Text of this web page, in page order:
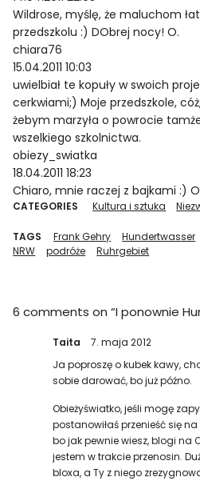
Wildrose, myślę, że maluchom
przedszkolu :) DObrej nocy! O.
chiara76
15.04.2011 10:03
uwielbiał te kopuły w swoich
cerkwiami;) Moje przedszkole,
żebym marzyła o powrocie
wszelkiego szkolnictwa.
obiezy_swiatka
18.04.2011 18:23
Chiaro, mnie raczej z bajkami :)
CATEGORIES Kultura i sztuka
TAGS Frank Gehry Hundertwasser
NRW
podróże Ruhrgebiet
6 comments on “I ponownie
Taita
7. maja 2012
Ja poproszę o kubek kawy,
sobie darować, bo już późno.
Obieżyświatko, jeśli mogę
postanowiłaś przenieść się
bo jak pewnie wiesz, blogi na
jestem w trakcie przenosin.
bloxa, a Ty z niego